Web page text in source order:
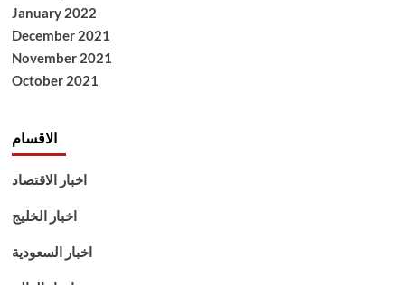
January 2022
December 2021
November 2021
October 2021
الاقسام
اخبار الاقتصاد
اخبار الخليج
اخبار السعودية